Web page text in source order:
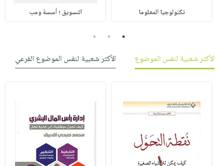
تكنولوجيا المعلوما التسويق ؛ أسسة ومب
1
2
3
الأكثر شعبية لنفس الموضوع
الأكثر شعبية لنفس الموضوع الفرعي